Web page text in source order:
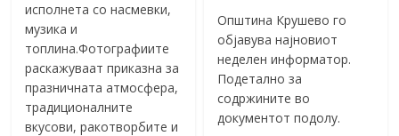
исполнета со насмевки,
музика и
топлина.Фотографиите
раскажуваат приказна за
празничната атмосфера,
традиционалните
вкусови, ракотворбите и
Општина Крушево го
објавува најновиот
неделен информатор.
Подетално за
содржините во
документот подолу.